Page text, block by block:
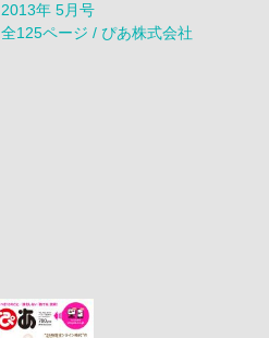
2013年 5月号
全125ページ / ぴあ株式会社